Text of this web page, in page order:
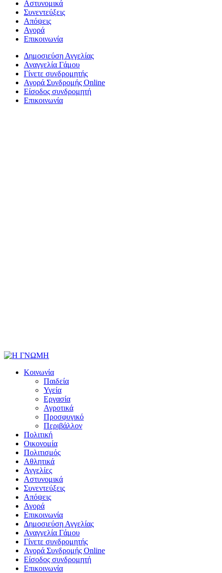
Αστυνομικά
Συνεντεύξεις
Απόψεις
Αγορά
Επικοινωνία
Δημοσιεύση Αγγελίας
Αναγγελία Γάμου
Γίνετε συνδρομητής
Αγορά Συνδρομής Online
Είσοδος συνδρομητή
Επικοινωνία
Κοινωνία
Παιδεία
Υγεία
Εργασία
Αγροτικά
Προσφυγικό
Περιβάλλον
Πολιτική
Οικονομία
Πολιτισμός
Αθλητικά
Αγγελίες
Αστυνομικά
Συνεντεύξεις
Απόψεις
Αγορά
Επικοινωνία
Δημοσιεύση Αγγελίας
Αναγγελία Γάμου
Γίνετε συνδρομητής
Αγορά Συνδρομής Online
Είσοδος συνδρομητή
Επικοινωνία